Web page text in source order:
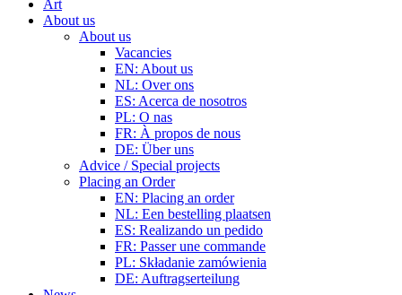
Art
About us
About us
Vacancies
EN: About us
NL: Over ons
ES: Acerca de nosotros
PL: O nas
FR: À propos de nous
DE: Über uns
Advice / Special projects
Placing an Order
EN: Placing an order
NL: Een bestelling plaatsen
ES: Realizando un pedido
FR: Passer une commande
PL: Składanie zamówienia
DE: Auftragserteilung